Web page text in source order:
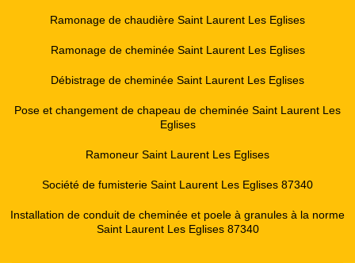
Ramonage de chaudière Saint Laurent Les Eglises
Ramonage de cheminée Saint Laurent Les Eglises
Débistrage de cheminée Saint Laurent Les Eglises
Pose et changement de chapeau de cheminée Saint Laurent Les
Eglises
Ramoneur Saint Laurent Les Eglises
Société de fumisterie Saint Laurent Les Eglises 87340
Installation de conduit de cheminée et poele à granules à la norme
Saint Laurent Les Eglises 87340